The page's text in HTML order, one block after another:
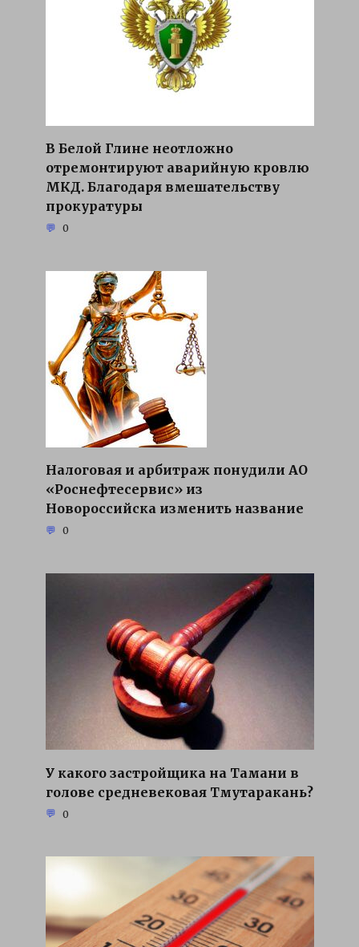
В Белой Глине неотложно
отремонтируют аварийную кровлю
МКД. Благодаря вмешательству
прокуратуры
0
Налоговая и арбитраж понудили АО
«Роснефтесервис» из
Новороссийска изменить название
0
У какого застройщика на Тамани в
голове средневековая Тмутаракань?
0